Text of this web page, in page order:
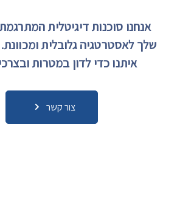
אנחנו סוכנות דיגיטלית
שלך לאסטרטגיה גלובלית ומכוונת.
איתנו כדי לדון במטרות
צור קשר